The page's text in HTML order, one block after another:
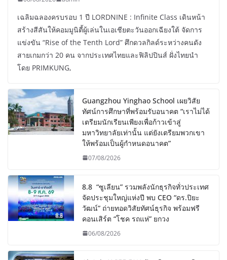
เฉลิมฉลองครบรอบ 1 ปี LORDNINE : Infinite Class เดินหน้า
สร้างสีสันให้คอมมูนิตี้ผู้เล่นในเอเชียตะวันออกเฉียงใต้ จัดการ
แข่งขัน “Rise of the Tenth Lord” ศึกดวลกิลด์ระหว่างคนดัง
สายเกมกว่า 20 คน จากประเทศไทยและฟิลิปปินส์ ฝั่งไทยนำ
โดย PRIMKUNG,
Guangzhou Yinghao School เผยวิสัย
ทัศน์การศึกษาที่พร้อมรับอนาคต “เราไม่ได้
เตรียมนักเรียนเพียงเพื่อก้าวเข้าสู่
มหาวิทยาลัยเท่านั้น แต่ยังเตรียมพวกเขา
ให้พร้อมเป็นผู้กำหนดอนาคต”
07/08/2026
8.8 “ซูเลียน” รวมพลังนักธุรกิจทั่วประเทศ
จัดประชุมใหญ่แห่งปี พบ CEO “ดร.ปิยะ
วัฒน์” ถ่ายทอดวิสัยทัศน์ธุรกิจ พร้อมฟรี
คอนเสิร์ต “โชค รถแห่” ยกวง
06/08/2026